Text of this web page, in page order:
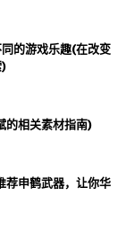
的游戏乐趣(在改变
)
的相关素材指南)
荐申鹤武器，让你华